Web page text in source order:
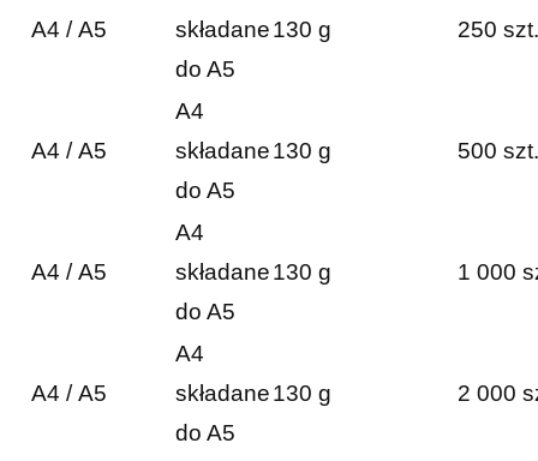
A4 / A5
składane
do A5
130 g 250 szt.
A4 / A5
A4
składane
do A5
130 g 500 szt.
A4 / A5
A4
składane
do A5
130 g 1 000
A4 / A5
A4
składane
do A5
130 g 2 000